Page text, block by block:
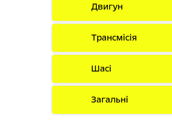
Двигун
Трансмісія
Шасі
Загальні